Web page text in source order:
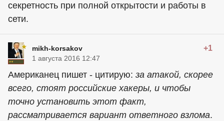
секретность при полной открытости и работы в
сети.
mikh-korsakov +1
1 августа 2016 12:47
Американец пишет - цитирую: за атакой, скорее
всего, стоят российские хакеры, и чтобы
точно установить этот факт,
рассматривается вариант ответного взлома.